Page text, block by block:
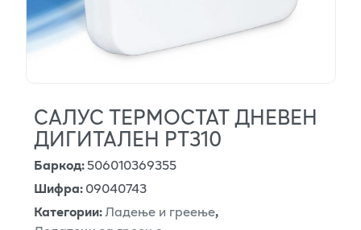
САЛУС ТЕРМОСТАТ ДНЕВЕН
ДИГИТАЛЕН РТ310
Баркод:506010369355
Шифра:09040743
Категории:Ладење и греење,